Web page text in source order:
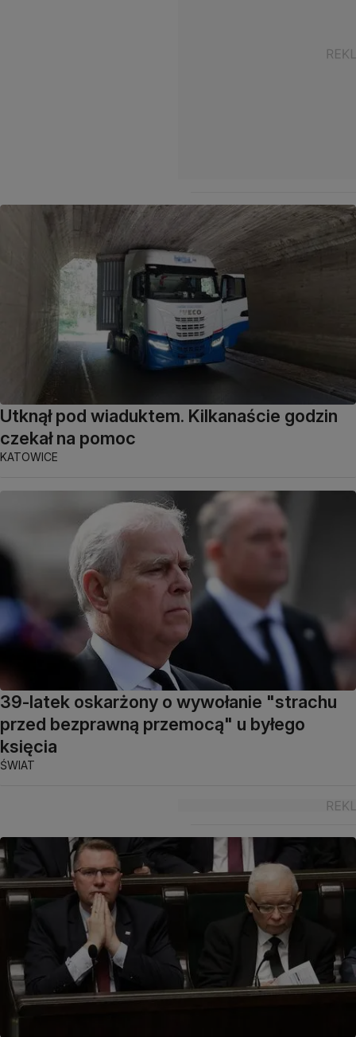
Utknął pod wiaduktem. Kilkanaście godzin
czekał na pomoc
KATOWICE
39-latek oskarżony o wywołanie "strachu
przed bezprawną przemocą" u byłego
księcia
ŚWIAT